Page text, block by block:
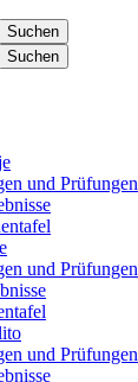
Suchen
Suchen
und Prüfungen
und Prüfungen
und Prüfungen